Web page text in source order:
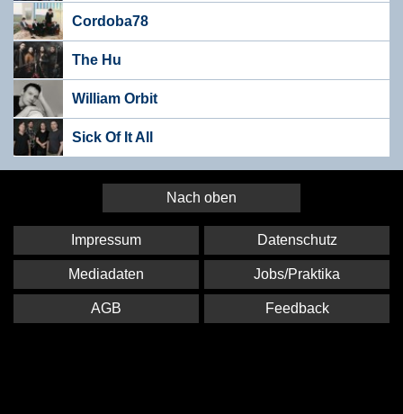
Cordoba78
The Hu
William Orbit
Sick Of It All
Nach oben
Impressum Datenschutz
Mediadaten Jobs/Praktika
AGB Feedback